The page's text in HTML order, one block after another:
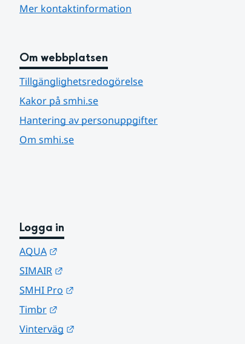
Mer kontaktinformation
Om webbplatsen
Tillgänglighetsredogörelse
Kakor på smhi.se
Hantering av personuppgifter
Om smhi.se
Logga in
AQUA
SIMAIR
SMHI Pro
Timbr
Vinterväg